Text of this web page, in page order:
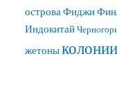
острова Фиджи
Индокитай
жетоныколонии